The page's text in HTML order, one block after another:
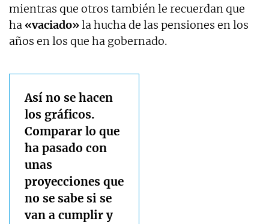
mientras que otros también le recuerdan que
ha «vaciado»la hucha de las pensiones en los
años en los que ha gobernado.
Así no se hacen
los gráficos.
Comparar lo que
ha pasado con
unas
proyecciones que
no se sabe si se
van a cumplir y